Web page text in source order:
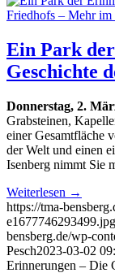
Ein Park
Geschichte
Donnerstag, 2.
Grabsteinen,
einer Gesamtfläche
der Welt und einen
Isenberg nimmt Sie
Weiterlesen →
https://tma-
e1677746293499.jpg
bensberg.de/wp-
Pesch2023-03-02
Erinnerungen – Die